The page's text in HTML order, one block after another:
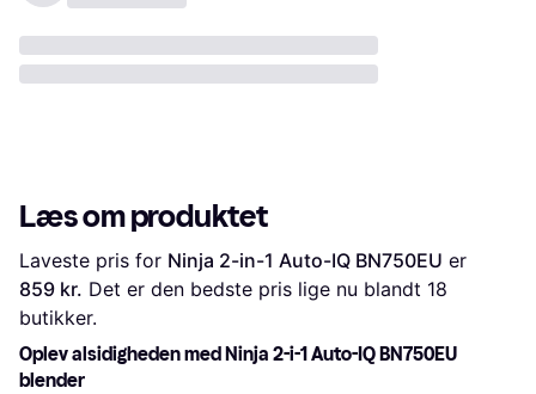
Læs om produktet
Laveste pris for Ninja 2-in-1 Auto-IQ BN750EU
859 kr. Det er den bedste pris lige nu blandt 18
butikker.
Oplev alsidigheden med Ninja 2-i-1 Auto-IQ BN750EU
blender